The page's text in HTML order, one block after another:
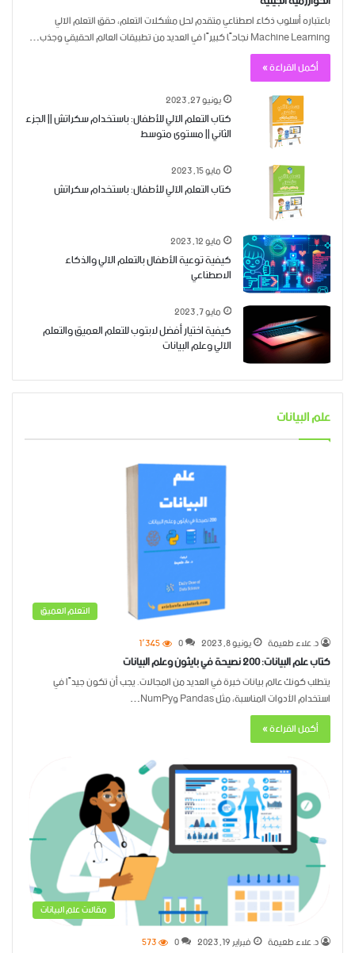
باعتباره أسلوب ذكاء اصطناعي متقدم لحل مشكلات التعلم، حقق التعلم الآلي
Machine Learning نجاحًا كبيرًا في العديد من تطبيقات العالم الحقيقي وجذب…
أكمل القراءة »
يونيو 27, 2023
كتاب التعلم الآلي للأطفال: باستخدام سكراتش || الجزء
الثاني || مستوى متوسط
مايو 15, 2023
كتاب التعلم الآلي للأطفال: باستخدام سكراتش
مايو 12, 2023
كيفية توعية الأطفال بالتعلم الآلي والذكاء
الاصطناعي
مايو 7, 2023
كيفية اختيار أفضل لابتوب للتعلم العميق والتعلم
الآلي وعلم البيانات
علم البيانات
التعلم العميق
د. علاء طعيمة
يونيو 8, 2023 0 1٬345
كتاب علم البيانات: 200 نصيحة في بايثون وعلم البيانات
يتطلب كونك عالم بيانات خبرة في العديد من المجالات. يجب أن تكون جيدًا في
استخدام الأدوات المناسبة، مثل Pandas وNumPy…
أكمل القراءة »
مقالات علم البيانات
د. علاء طعيمة
فبراير 19, 2023 0
573